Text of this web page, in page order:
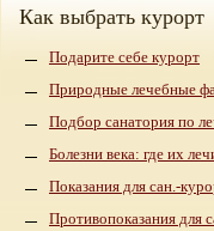
Как выбрать курорт
Подарите себе курорт
Природные лечебные
Подбор санатория по
Болезни века: где их
Показания для сан.-
Противопоказания для